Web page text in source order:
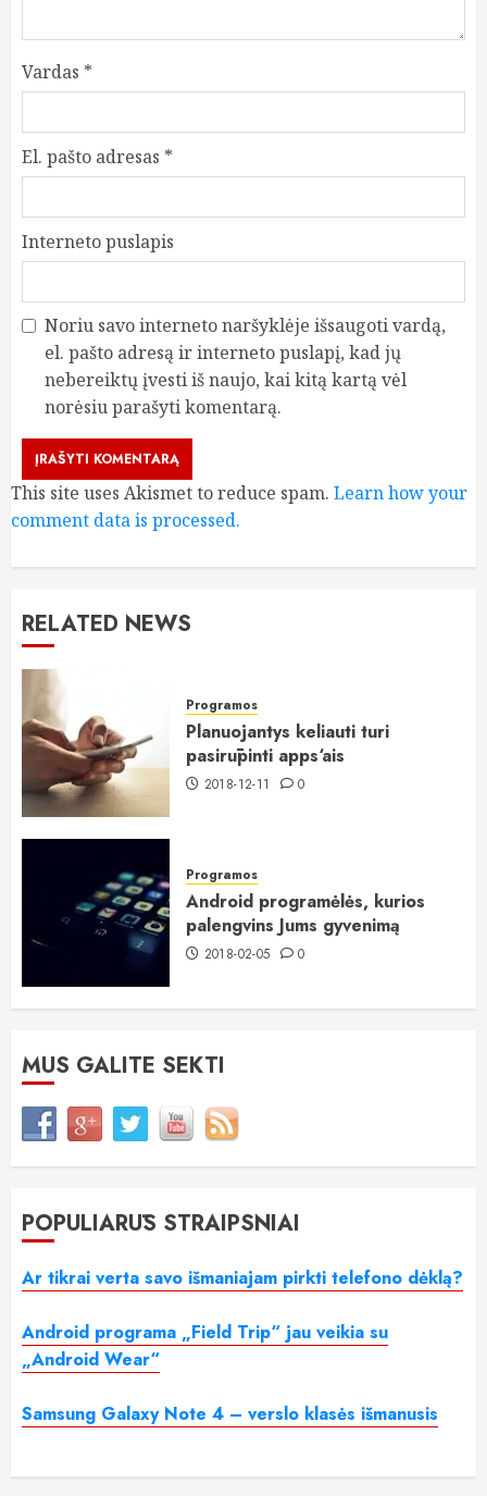
Vardas *
El. pašto adresas *
Interneto puslapis
Noriu savo interneto naršyklėje išsaugoti vardą,
el. pašto adresą ir interneto puslapį, kad jų
nebereiktų įvesti iš naujo, kai kitą kartą vėl
norėsiu parašyti komentarą.
This site uses Akismet to reduce spam. Learn how your
comment data is processed.
RELATED NEWS
Programos
Planuojantys keliauti turi
pasirūpinti apps‘ais
2018-12-11 0
Programos
Android programėlės, kurios
palengvins Jums gyvenimą
2018-02-05 0
MUS GALITE SEKTI
POPULIARŪS STRAIPSNIAI
Ar tikrai verta savo išmaniajam pirkti telefono dėklą?
Android programa „Field Trip“ jau veikia su
„Android Wear“
Samsung Galaxy Note 4 – verslo klasės išmanusis